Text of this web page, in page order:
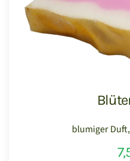
blumiger